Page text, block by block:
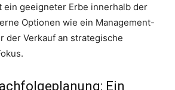
ein geeigneter Erbe innerhalb der
Optionen wie ein Management-
der Verkauf an strategische
Ein